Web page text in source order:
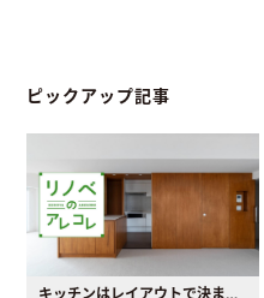
ピックアップ記事